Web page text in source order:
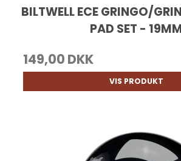
BILTWELL ECE GRINGO/
PAD SET -
149,00 DKK
VIS PRODUKT